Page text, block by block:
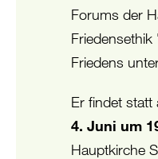
Forums der
Friedens
Er findet statt
4. Juni um
Hauptkirche